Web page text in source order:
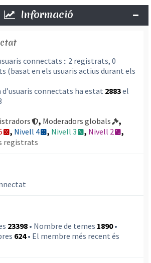
Informació
connectats :: 2 registrats, 0
(basat en els usuaris actius durant els
connectats ha estat 2883el
, Moderadors globals
,
, Nivell 4 , Nivell 3 , Nivell 2
,
registrats
23398 • Nombre de temes 1890•
624• El membre més recent és